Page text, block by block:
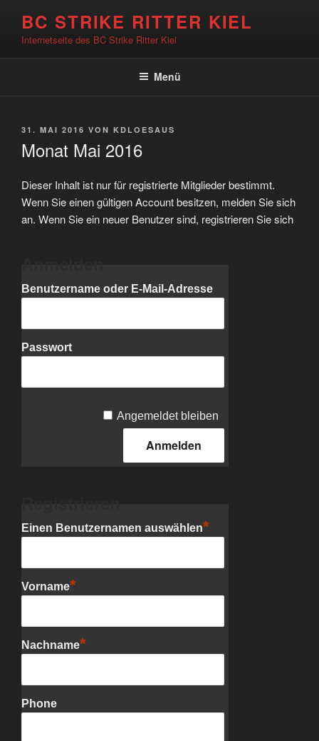
springen
BC STRIKE RITTER KIEL
Internetseite des BC Strike Ritter Kiel
Menü
VERÖFFENTLICHT
31. MAI 2016 VON KDLOESAUS
Monat Mai 2016
Dieser Inhalt ist nur für registrierte Mitglieder bestimmt.
Wenn Sie einen gültigen Account besitzen, melden Sie sich
an. Wenn Sie ein neuer Benutzer sind, registrieren Sie sich
Benutzername oder E-Mail-Adresse
Passwort
Angemeldet bleiben
Einen Benutzernamen auswählen*
Vorname*
Nachname*
Phone